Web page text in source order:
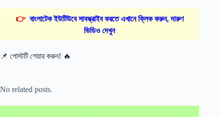
👉 বাংলাটেক ইউটিউবে সাবস্ক্রাইব করতে এখানে ক্লিক করুন, দারুণ
ভিডিও দেখুন
📌 পোস্টটি শেয়ার করুন! 🔥
No related posts.